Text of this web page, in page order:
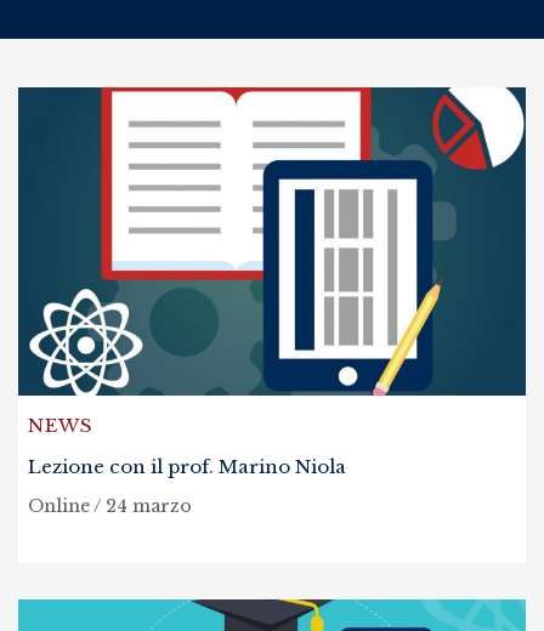
NEWS
Lezione con il prof. Marino Niola
Online / 24 marzo